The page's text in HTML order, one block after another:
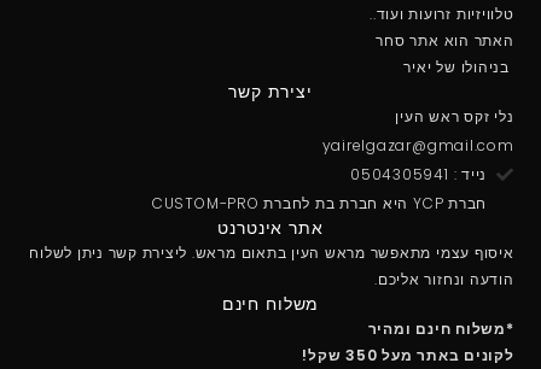
טלוויזיות זרועות ועוד..
האתר הוא אתר סחר
בניהולו של יאיר
יצירת קשר
נלי זקס ראש העין
yairelgazar@gmail.com
נייד : 0504305941
חברת YCP היא חברת בת לחברת CUSTOM-PRO
אתר אינטרנט
איסוף עצמי מתאפשר מראש העין בתאום מראש. ליצירת קשר ניתן לשלוח
הודעה ונחזור אליכם.
משלוח חינם
*משלוח חינם ומהיר
לקונים באתר מעל 350 שקל!